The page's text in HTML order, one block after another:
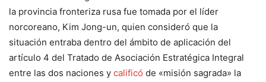
la provincia fronteriza rusa fue tomada por el líder
norcoreano, Kim Jong-un, quien consideró que la
situación entraba dentro del ámbito de aplicación del
artículo 4 del Tratado de Asociación Estratégica Integral
entre las dos naciones y calificó de «misión sagrada» la